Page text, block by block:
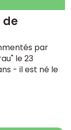
de
par
le 23
- il est né le